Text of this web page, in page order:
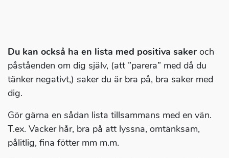
Du kan också ha en lista med positiva saker och
påståenden om dig själv, (att ”parera” med då du
tänker negativt,) saker du är bra på, bra saker med
dig.
Gör gärna en sådan lista tillsammans med en vän.
T.ex. Vacker hår, bra på att lyssna, omtänksam,
pålitlig, fina fötter mm m.m.